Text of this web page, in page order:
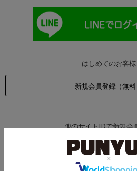
はじめてのお客様
他のサイトIDで新規会
他のサイトIDで新規会員登録をしていた
ログインすることができます。